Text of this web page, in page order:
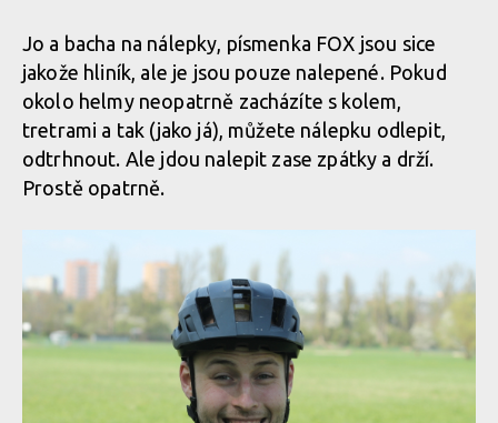
Jo a bacha na nálepky, písmenka FOX jsou sice
jakože hliník, ale je jsou pouze nalepené. Pokud
okolo helmy neopatrně zacházíte s kolem,
tretrami a tak (jako já), můžete nálepku odlepit,
odtrhnout. Ale jdou nalepit zase zpátky a drží.
Prostě opatrně.